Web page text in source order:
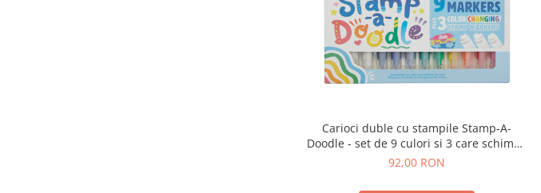
Carioci duble cu stampile Stamp-A-
Doodle - set de 9 culori si 3 care schimba
culoarea
92,00 RON